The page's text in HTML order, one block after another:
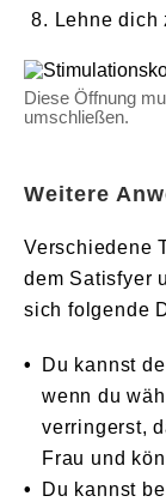
Lehne dich
Diese Öffnung
umschließen.
Weitere
Verschiedene
dem Satisfyer
sich folgende
Du kannst
wenn du
verringerst,
Frau und
Du kannst